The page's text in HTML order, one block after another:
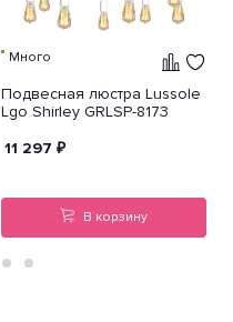
Много
Подвесная люстра Lussole
Lgo Shirley GRLSP-8173
11 297 ₽
В корзину